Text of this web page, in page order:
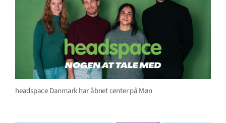
headspace Danmark har åbnet center på Møn